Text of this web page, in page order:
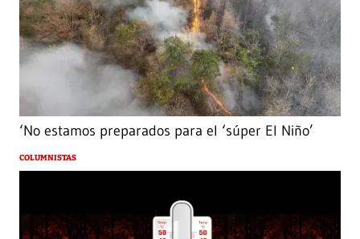
‘No estamos preparados para el ‘súper El Niño’
COLUMNISTAS